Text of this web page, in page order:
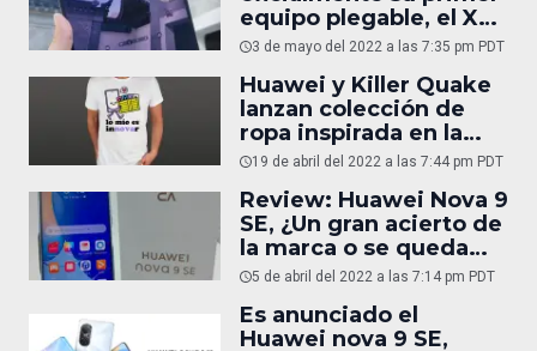
equipo plegable, el X
Fold
3 de mayo del 2022 a las 7:35 pm PDT
Huawei y Killer Quake
lanzan colección de
ropa inspirada en la
familia NOVA
19 de abril del 2022 a las 7:44 pm PDT
Review: Huawei Nova 9
SE, ¿Un gran acierto de
la marca o se queda
corto?
5 de abril del 2022 a las 7:14 pm PDT
Es anunciado el
Huawei nova 9 SE,